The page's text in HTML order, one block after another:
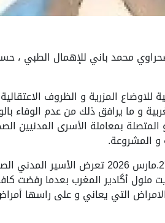
المدني الصحراوي محمد باني للإهمال الطبي
المزرية و الظروف
و ما يرافق ذلك من عدم الوفاء
المتصلة بمعاملة الأسرى المدنيين
و المشروعة.
وافادت أسرة باني لرابطة حماية السجناء الصحراويين بتاريخ الجمعة 27.مارس 2026 تعرض
ملول أگادير المغرب بعدما رفضت
التي يعاني و على راسها